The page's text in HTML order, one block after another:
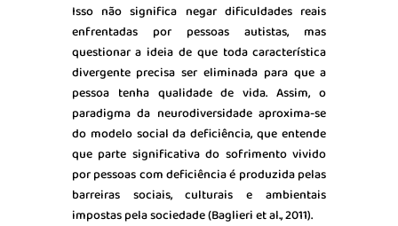
Isso não significa negar dificuldades reais
enfrentadas por pessoas autistas, mas
questionar a ideia de que toda característica
divergente precisa ser eliminada para que a
pessoa tenha qualidade de vida. Assim, o
paradigma da neurodiversidade aproxima-se
do modelo social da deficiência, que entende
que parte significativa do sofrimento vivido
por pessoas com deficiência é produzida pelas
barreiras sociais, culturais e ambientais
impostas pela sociedade (Baglieri et al., 2011).